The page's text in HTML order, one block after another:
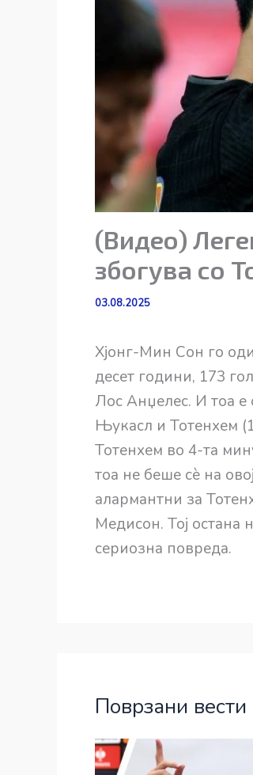
(Видео)
збогува со
03.08.2025
Хјонг-Мин Сон го
десет години, 173
Лос Анџелес. И тоа е
Њукасл и Тотенхем
Тотенхем во 4-та
тоа не беше сè на
алармантни за
Медисон. Тој остана
сериозна повреда.
Поврзани вести